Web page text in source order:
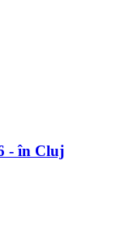
- în Cluj